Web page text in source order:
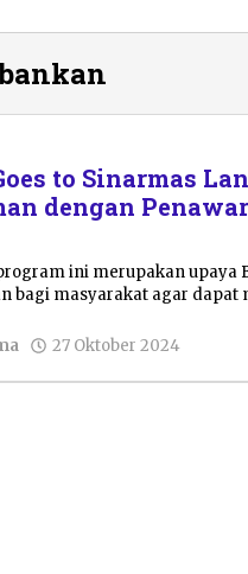
to Sinarmas
dengan
ini merupakan upaya
bagi masyarakat agar dapat
27 Oktober 2024